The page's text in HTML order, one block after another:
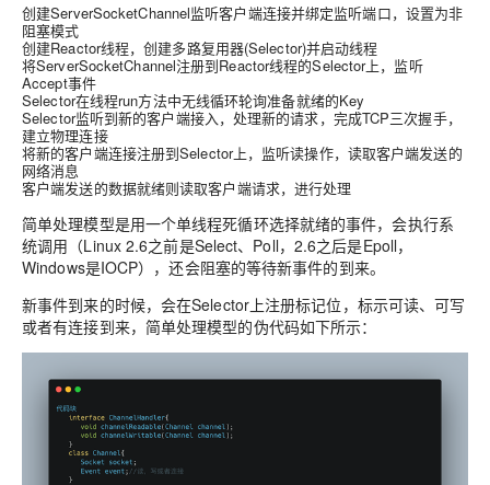
创建ServerSocketChannel监听客户端连接并绑定监听端口，设置为非
阻塞模式
创建Reactor线程，创建多路复用器(Selector)并启动线程
将ServerSocketChannel注册到Reactor线程的Selector上，监听
Accept事件
Selector在线程run方法中无线循环轮询准备就绪的Key
Selector监听到新的客户端接入，处理新的请求，完成TCP三次握手，
建立物理连接
将新的客户端连接注册到Selector上，监听读操作，读取客户端发送的
网络消息
客户端发送的数据就绪则读取客户端请求，进行处理
简单处理模型是用一个单线程死循环选择就绪的事件，会执行系
统调用（Linux 2.6之前是Select、Poll，2.6之后是Epoll，
Windows是IOCP），还会阻塞的等待新事件的到来。
新事件到来的时候，会在Selector上注册标记位，标示可读、可写
或者有连接到来，简单处理模型的伪代码如下所示：